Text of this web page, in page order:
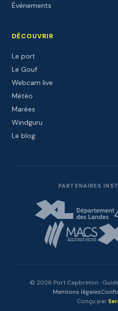
Événements
DÉCOUVRIR
Le port
Le Gouf
Webcam live
Météo
Marées
Windguru
Le blog
PARTENAIRES
© 2026 Port Capbreton ·
Mentions légales
Conçu par